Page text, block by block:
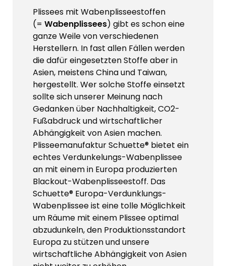
Plissees mit Wabenplisseestoffen
(= Wabenplissees) gibt es schon eine
ganze Weile von verschiedenen
Herstellern. In fast allen Fällen werden
die dafür eingesetzten Stoffe aber in
Asien, meistens China und Taiwan,
hergestellt. Wer solche Stoffe einsetzt
sollte sich unserer Meinung nach
Gedanken über Nachhaltigkeit, CO2-
Fußabdruck und wirtschaftlicher
Abhängigkeit von Asien machen.
Plisseemanufaktur Schuette® bietet ein
echtes Verdunkelungs-Wabenplissee
an mit einem in Europa produzierten
Blackout-Wabenplisseestoff. Das
Schuette® Europa-Verdunklungs-
Wabenplissee ist eine tolle Möglichkeit
um Räume mit einem Plissee optimal
abzudunkeln, den Produktionsstandort
Europa zu stützen und unsere
wirtschaftliche Abhängigkeit von Asien